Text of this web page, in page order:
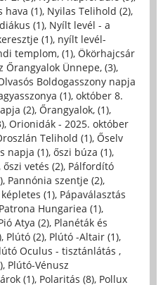
hava (1), Nyilas Telihold (2),
(1), Nyílt levél - a
(1), nyílt levél-
templom, (1), Ökörhajcsár
Őrangyalok Ünnepe, (3),
Boldogasszony napja
(1), október 8.
(2), Őrangyalok, (1),
, Orionidák - 2025. október
Telihold (1), Őselv
napja (1), őszi búza (1),
őszi vetés (2), Pálfordító
, Pannónia szentje (2),
(1), Pápaválasztás
Patrona Hungariea (1),
Atya (2), Planéták és
, Plútó (2), Plútó -Altair (1),
Oculus - tisztánlátás ,
, Plútó-Vénusz
(1), Polaritás (8), Pollux